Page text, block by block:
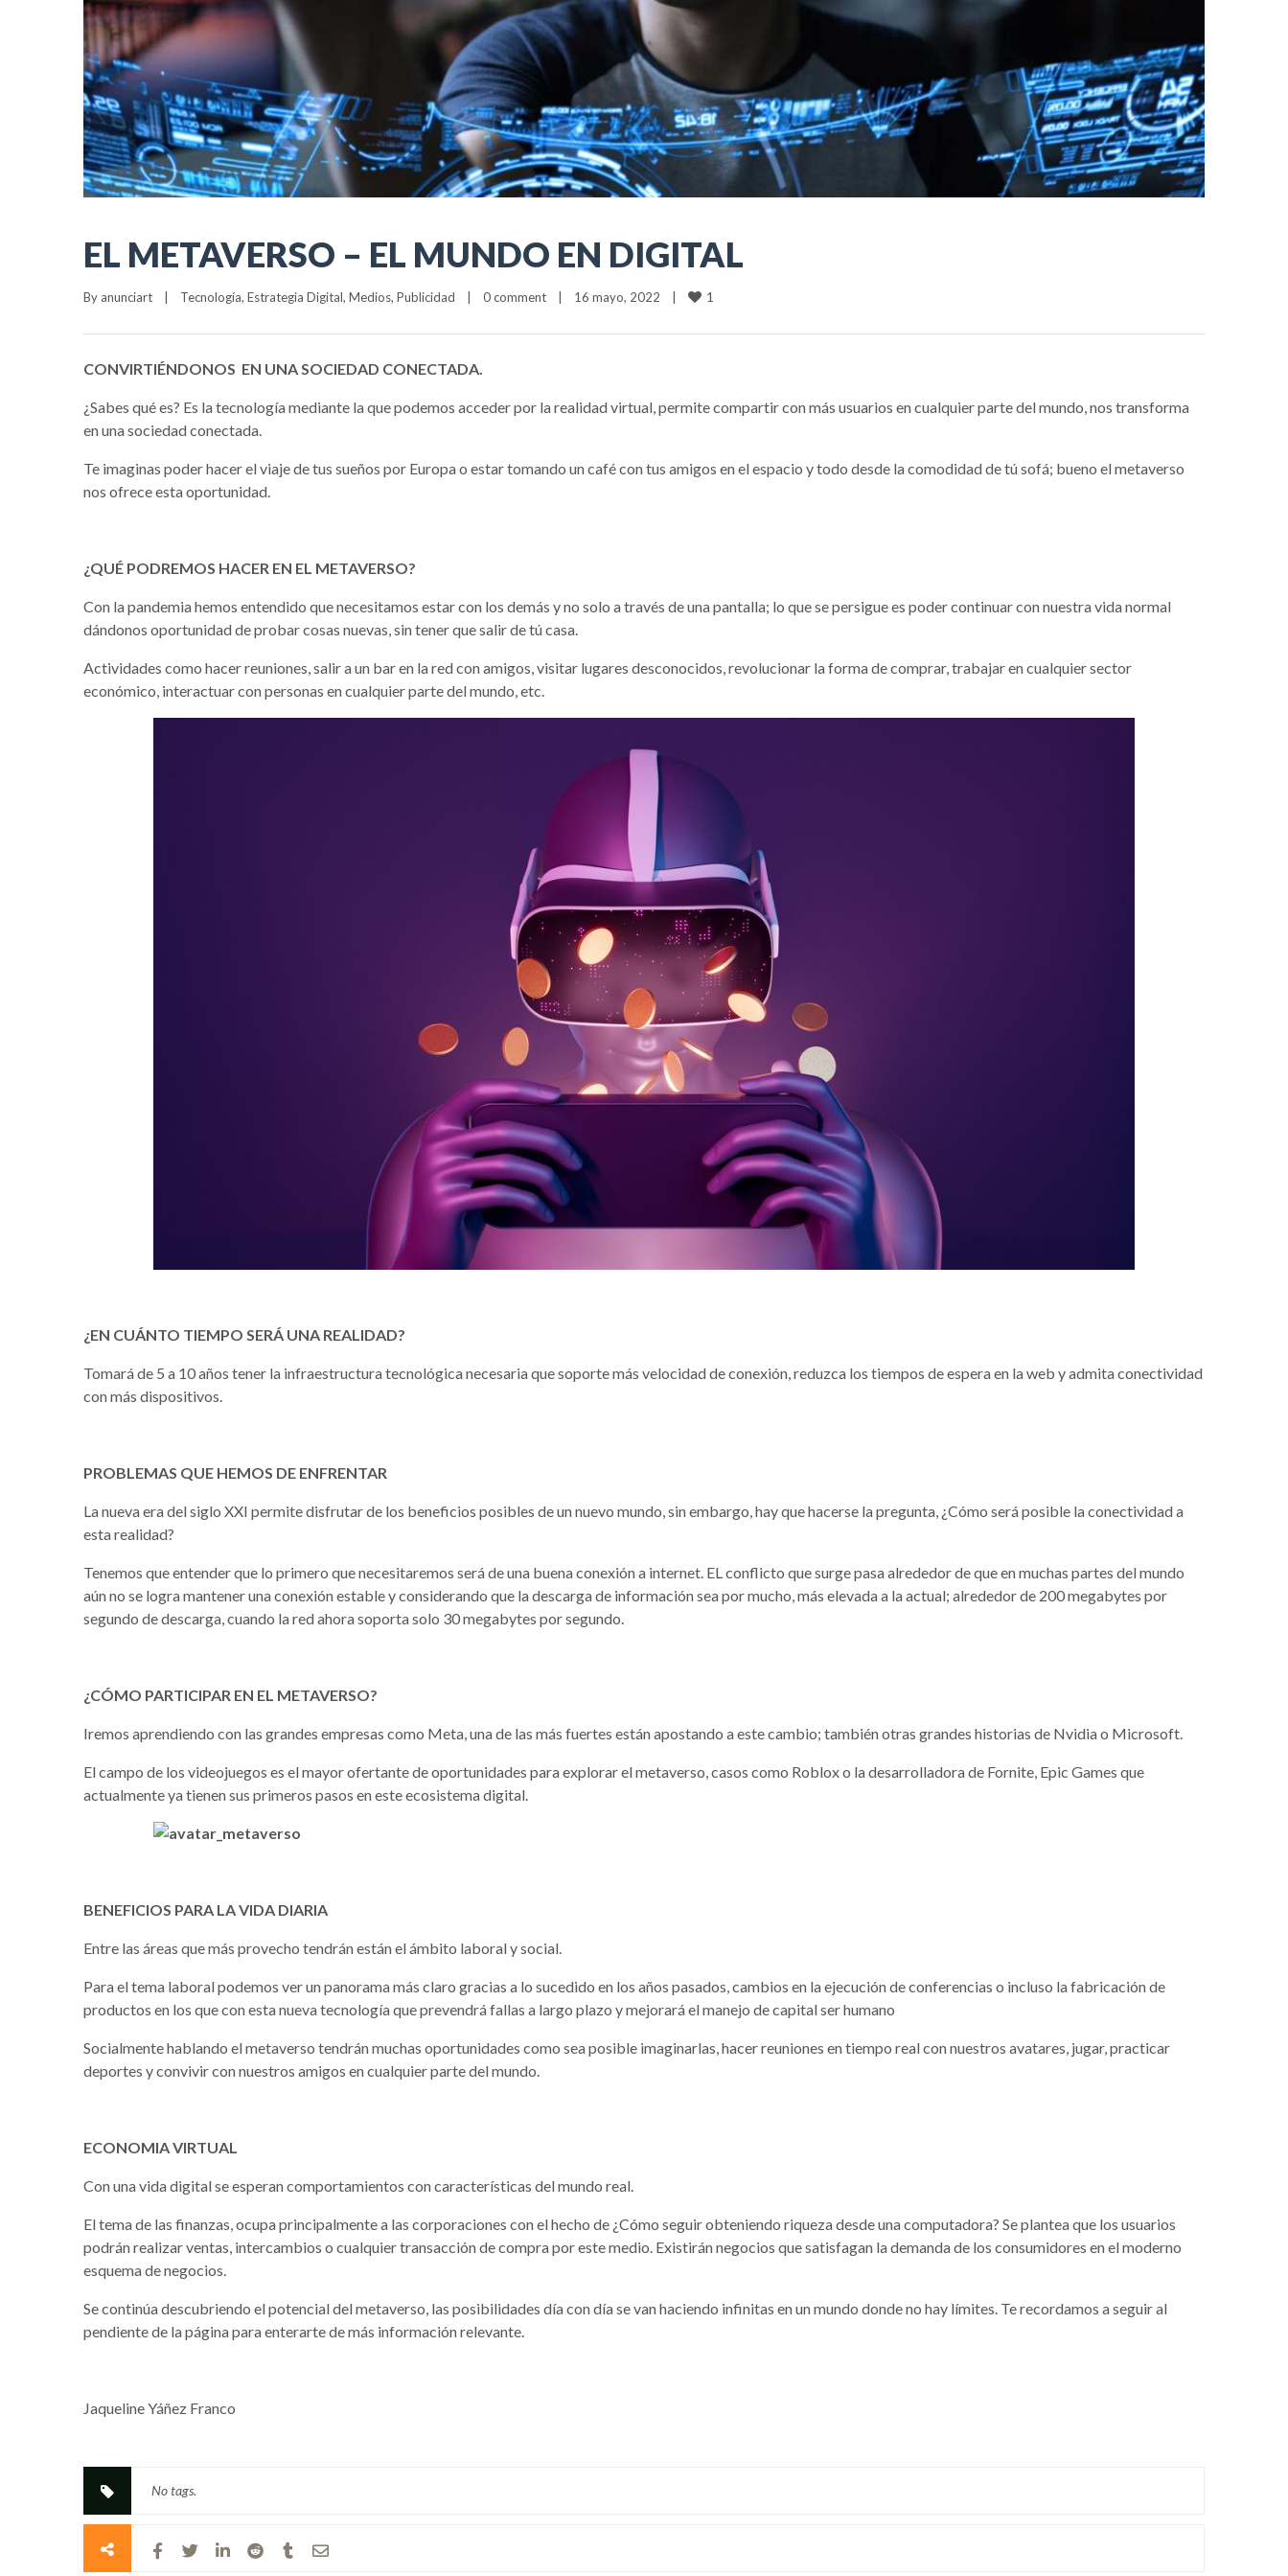
EL METAVERSO – EL MUNDO EN DIGITAL
By anunciart Tecnología, Estrategia Digital, Medios, Publicidad 0 comment 16 mayo, 2022 1
CONVIRTIÉNDONOS EN UNA SOCIEDAD CONECTADA.
¿Sabes qué es? Es la tecnología mediante la que podemos acceder por la realidad virtual, permite compartir con más usuarios en cualquier parte del mundo, nos transforma
en una sociedad conectada.
Te imaginas poder hacer el viaje de tus sueños por Europa o estar tomando un café con tus amigos en el espacio y todo desde la comodidad de tú sofá; bueno el metaverso
nos ofrece esta oportunidad.
¿QUÉ PODREMOS HACER EN EL METAVERSO?
Con la pandemia hemos entendido que necesitamos estar con los demás y no solo a través de una pantalla; lo que se persigue es poder continuar con nuestra vida normal
dándonos oportunidad de probar cosas nuevas, sin tener que salir de tú casa.
Actividades como hacer reuniones, salir a un bar en la red con amigos, visitar lugares desconocidos, revolucionar la forma de comprar, trabajar en cualquier sector
económico, interactuar con personas en cualquier parte del mundo, etc.
¿EN CUÁNTO TIEMPO SERÁ UNA REALIDAD?
Tomará de 5 a 10 años tener la infraestructura tecnológica necesaria que soporte más velocidad de conexión, reduzca los tiempos de espera en la web y admita conectividad
con más dispositivos.
PROBLEMAS QUE HEMOS DE ENFRENTAR
La nueva era del siglo XXI permite disfrutar de los beneficios posibles de un nuevo mundo, sin embargo, hay que hacerse la pregunta, ¿Cómo será posible la conectividad a
esta realidad?
Tenemos que entender que lo primero que necesitaremos será de una buena conexión a internet. EL conflicto que surge pasa alrededor de que en muchas partes del mundo
aún no se logra mantener una conexión estable y considerando que la descarga de información sea por mucho, más elevada a la actual; alrededor de 200 megabytes por
segundo de descarga, cuando la red ahora soporta solo 30 megabytes por segundo.
¿CÓMO PARTICIPAR EN EL METAVERSO?
Iremos aprendiendo con las grandes empresas como Meta, una de las más fuertes están apostando a este cambio; también otras grandes historias de Nvidia o Microsoft.
El campo de los videojuegos es el mayor ofertante de oportunidades para explorar el metaverso, casos como Roblox o la desarrolladora de Fornite, Epic Games que
actualmente ya tienen sus primeros pasos en este ecosistema digital.
BENEFICIOS PARA LA VIDA DIARIA
Entre las áreas que más provecho tendrán están el ámbito laboral y social.
Para el tema laboral podemos ver un panorama más claro gracias a lo sucedido en los años pasados, cambios en la ejecución de conferencias o incluso la fabricación de
productos en los que con esta nueva tecnología que prevendrá fallas a largo plazo y mejorará el manejo de capital ser humano
Socialmente hablando el metaverso tendrán muchas oportunidades como sea posible imaginarlas, hacer reuniones en tiempo real con nuestros avatares, jugar, practicar
deportes y convivir con nuestros amigos en cualquier parte del mundo.
ECONOMIA VIRTUAL
Con una vida digital se esperan comportamientos con características del mundo real.
El tema de las finanzas, ocupa principalmente a las corporaciones con el hecho de ¿Cómo seguir obteniendo riqueza desde una computadora? Se plantea que los usuarios
podrán realizar ventas, intercambios o cualquier transacción de compra por este medio. Existirán negocios que satisfagan la demanda de los consumidores en el moderno
esquema de negocios.
Se continúa descubriendo el potencial del metaverso, las posibilidades día con día se van haciendo infinitas en un mundo donde no hay límites. Te recordamos a seguir al
pendiente de la página para enterarte de más información relevante.
Jaqueline Yáñez Franco
No tags.